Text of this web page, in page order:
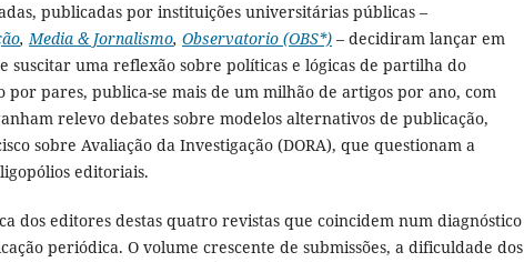
publicadas por instituições universitárias públicas –
,Media & Jornalismo, Observatorio (OBS*) – decidiram lançar em
suscitar uma reflexão sobre políticas e lógicas de partilha do
pares, publica-se mais de um milhão de artigos por ano, com
relevo debates sobre modelos alternativos de publicação,
sobre Avaliação da Investigação (DORA), que questionam a
editoriais.
dos editores destas quatro revistas que coincidem num diagnóstico
periódica. O volume crescente de submissões, a dificuldade dos